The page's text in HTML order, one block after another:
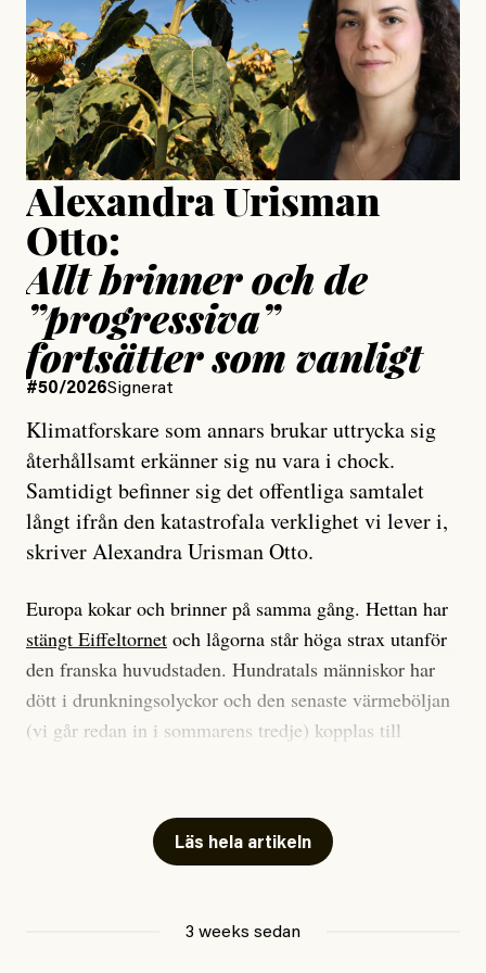
Jesper Lundby
Publicerad15 July, 2026
Uppdaterad15 July, 2026
Alexandra Urisman
Otto:
Allt brinner och de
”progressiva”
fortsätter som vanligt
#50/2026Signerat
Klimatforskare som annars brukar uttrycka sig
återhållsamt erkänner sig nu vara i chock.
Samtidigt befinner sig det offentliga samtalet
långt ifrån den katastrofala verklighet vi lever i,
skriver Alexandra Urisman Otto.
Europa kokar och brinner på samma gång. Hettan har
stängt Eiffeltornet och lågorna står höga strax utanför
den franska huvudstaden. Hundratals människor har
dött i drunkningsolyckor och den senaste värmeböljan
(vi går redan in i sommarens tredje) kopplas till
Har du också panik i hettan? Känns det som en
mardröm? Bra, allt annat vore fullständigt orimligt.
att han brukar vara ganska återhållsam när han
Läs hela artikeln
3 weeks sedan